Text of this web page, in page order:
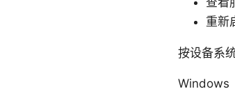
重新
按设备系
Windows